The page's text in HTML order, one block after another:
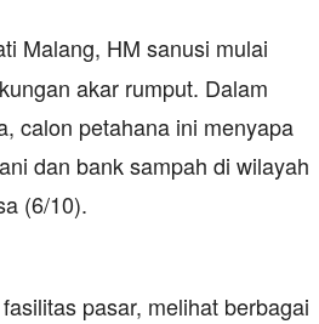
Malang, HM sanusi mulai
akar rumput. Dalam
calon petahana ini menyapa
dan bank sampah di wilayah
(6/10).
pasar, melihat berbagai